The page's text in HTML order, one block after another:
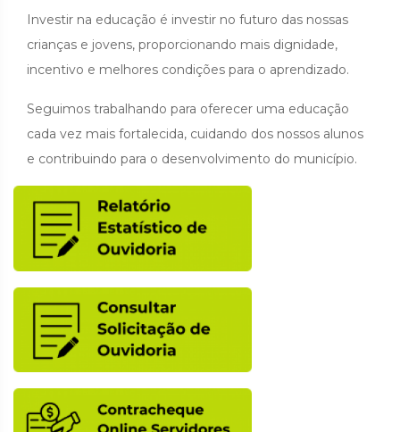
Investir na educação é investir no futuro das nossas
crianças e jovens, proporcionando mais dignidade,
incentivo e melhores condições para o aprendizado.
Seguimos trabalhando para oferecer uma educação
cada vez mais fortalecida, cuidando dos nossos alunos
e contribuindo para o desenvolvimento do município.